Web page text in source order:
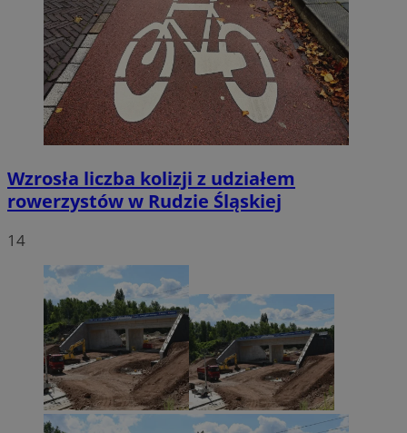
Wzrosła liczba kolizji z udziałem
rowerzystów w Rudzie Śląskiej
14